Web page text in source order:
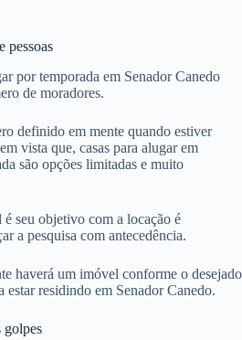
por temporada em Senador Canedo
de moradores.
definido em mente quando estiver
vista que, casas para alugar em
são opções limitadas e muito
seu objetivo com a locação é
a pesquisa com antecedência.
haverá um imóvel conforme o desejado
estar residindo em Senador Canedo.